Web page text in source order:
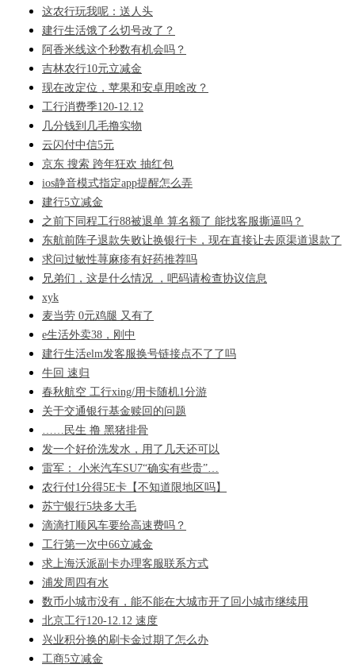
这农行玩我呢：送人头
建行生活饿了么切号改了？
阿香米线这个秒数有机会吗？
吉林农行10元立减金
现在改定位，苹果和安卓用啥改？
工行消费季120-12.12
几分钱到几毛撸实物
云闪付中信5元
京东 搜索 跨年狂欢 抽红包
ios静音模式指定app提醒怎么弄
建行5立减金
之前下同程工行88被退单 算名额了 能找客服撕逼吗？
东航前阵子退款失败让换银行卡，现在直接让去原渠道退款了
求问过敏性荨麻疹有好药推荐吗
兄弟们，这是什么情况 ，吧码请检查协议信息
xyk
麦当劳 0元鸡腿 又有了
e生活外卖38，刚中
建行生活elm发客服换号链接点不了了吗
牛回 速归
春秋航空 工行xing/用卡随机1分游
关于交通银行基金赎回的问题
……民生 撸 黑猪排骨
发一个好价洗发水，用了几天还可以
雷军： 小米汽车SU7“确实有些贵”…
农行付1分得5E卡【不知道限地区吗】
苏宁银行5块多大毛
滴滴打顺风车要给高速费吗？
工行第一次中66立减金
求上海沃派副卡办理客服联系方式
浦发周四有水
数币小城市没有，能不能在大城市开了回小城市继续用
北京工行120-12.12 速度
兴业积分换的刷卡金过期了怎么办
工商5立减金